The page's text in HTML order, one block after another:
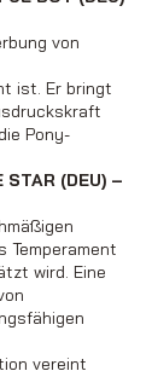
von
ist. Er bringt
Pony-
(DEU) –
Temperament
wird. Eine
vereint